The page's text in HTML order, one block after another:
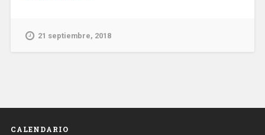
Jesucristo
172
21 septiembre, 2018
CALENDARIO